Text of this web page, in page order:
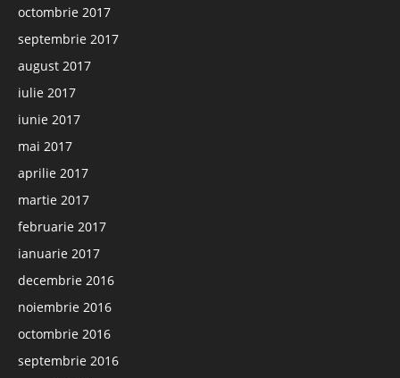
octombrie 2017
septembrie 2017
august 2017
iulie 2017
iunie 2017
mai 2017
aprilie 2017
martie 2017
februarie 2017
ianuarie 2017
decembrie 2016
noiembrie 2016
octombrie 2016
septembrie 2016